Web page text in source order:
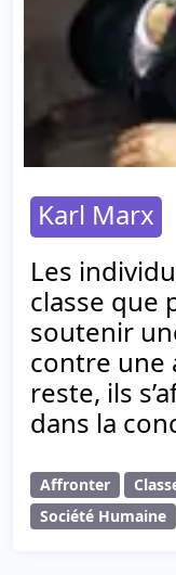
Karl Marx
Les
classe que
soutenir
contre une
reste, ils
dans la
Affronter
Société Humaine